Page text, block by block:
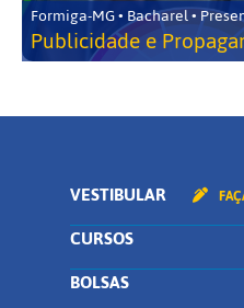
Formiga-MG • Bacharel •
Publicidade e
VESTIBULAR
CURSOS
BOLSAS